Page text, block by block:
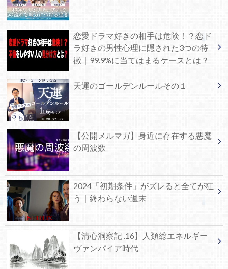
恋愛ドラマ好きの相手は危険！？恋ド
ラ好きの男性心理に隠された3つの特
徴｜99.9%に当てはまるケースとは？
天運のゴールデンルールその１
【公開メルマガ】身近に存在する悪魔
の周波数
2024「初期条件」がズレると全てが狂
う｜終わらない週末
【清心洞察記 .16】人類総エネルギー
ヴァンパイア時代